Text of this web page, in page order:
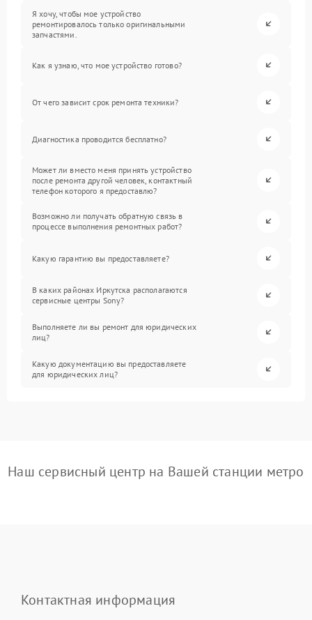
Я хочу, чтобы мое устройство
ремонтировалось только оригинальными
запчастями.
Как я узнаю, что мое устройство готово?
От чего зависит срок ремонта техники?
Диагностика проводится бесплатно?
Может ли вместо меня принять устройство
после ремонта другой человек, контактный
телефон которого я предоставлю?
Возможно ли получать обратную связь в
процессе выполнения ремонтных работ?
Какую гарантию вы предоставляете?
В каких районах Иркутска располагаются
сервисные центры Sony?
Выполняете ли вы ремонт для юридических
лиц?
Какую документацию вы предоставляете
для юридических лиц?
Наш сервисный центр на Вашей станции метро
Контактная информация